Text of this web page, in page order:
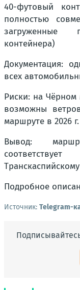
40-футовый
полностью
загруженные
контейнера)
Документация:
всех
Риски: на Чёрном
возможны
маршруте в 2026
Вывод:
Подробное
Источник: Telegram-